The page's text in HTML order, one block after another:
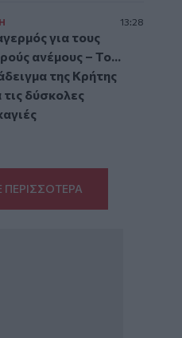
13:28
για τους
ανέμους – Το...
της Κρήτης
τις δύσκολες